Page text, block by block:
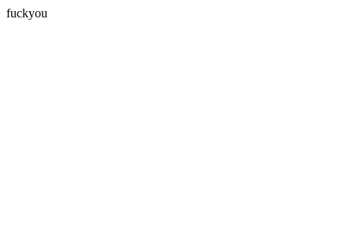
fuckyou